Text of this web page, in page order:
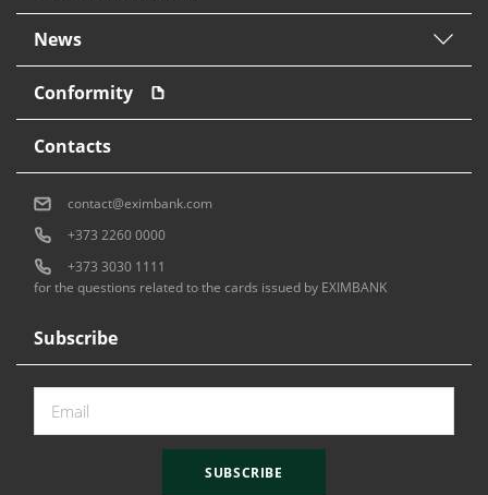
News
Conformity
Subscribe
SUBSCRIBE
Contacts
contact@eximbank.com
+373 2260 0000
+373 3030 1111
for the questions related to the cards issued by EXIMBANK